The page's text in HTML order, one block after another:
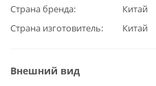
Страна бренда
Китай
Страна изготовитель
Китай
Внешний вид